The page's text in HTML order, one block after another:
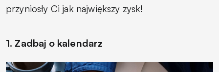
przyniosły Ci jak największy zysk!
1. Zadbaj o kalendarz